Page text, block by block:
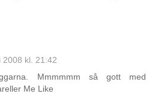
2008 kl. 21:42
Mmmmmm så gott med
Me Like